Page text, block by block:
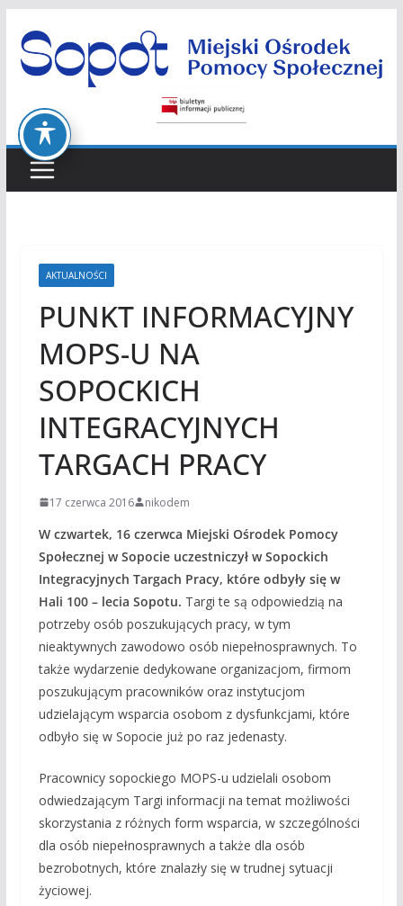
do
treści
AKTUALNOŚCI
PUNKT INFORMACYJNY
MOPS-U NA
SOPOCKICH
INTEGRACYJNYCH
TARGACH PRACY
17 czerwca 2016 nikodem
W czwartek, 16 czerwca Miejski Ośrodek Pomocy
Społecznej w Sopocie uczestniczył w Sopockich
Integracyjnych Targach Pracy, które odbyły się w
Hali 100 – lecia Sopotu. Targi te są odpowiedzią na
potrzeby osób poszukujących pracy, w tym
nieaktywnych zawodowo osób niepełnosprawnych. To
także wydarzenie dedykowane organizacjom, firmom
poszukującym pracowników oraz instytucjom
udzielającym wsparcia osobom z dysfunkcjami, które
odbyło się w Sopocie już po raz jedenasty.
Pracownicy sopockiego MOPS-u udzielali osobom
odwiedzającym Targi informacji na temat możliwości
skorzystania z różnych form wsparcia, w szczególności
dla osób niepełnosprawnych a także dla osób
bezrobotnych, które znalazły się w trudnej sytuacji
życiowej.